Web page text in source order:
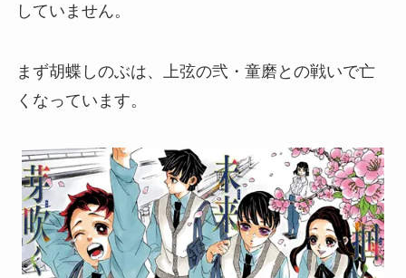
していません。
まず胡蝶しのぶは、上弦の弐・童磨との戦いで亡
くなっています。